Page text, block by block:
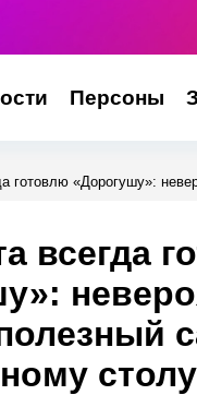
Персоны
готовлю «Дорогушу»:
всегда
столу